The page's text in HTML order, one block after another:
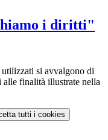
i diritti"
si avvalgono di
alle finalità illustrate nella
tutti i cookies